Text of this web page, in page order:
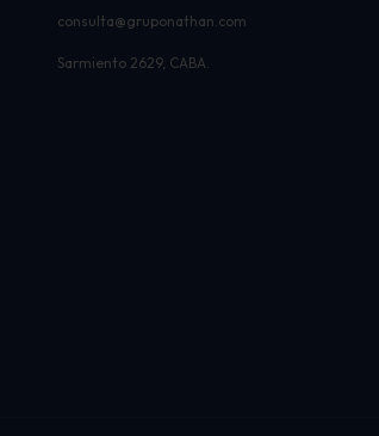
consulta@gruponathan.com
Sarmiento 2629, CABA.